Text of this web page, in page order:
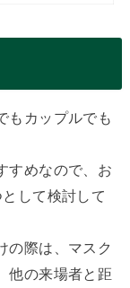
もカップルでも
すめなので、お
して検討して
の際は、マスク
他の来場者と距